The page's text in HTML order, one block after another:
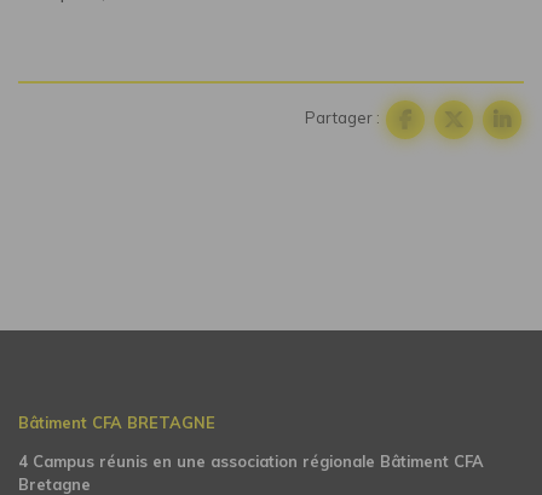
Partager :
Bâtiment CFA BRETAGNE
4 Campus réunis en une association régionale Bâtiment CFA
Bretagne